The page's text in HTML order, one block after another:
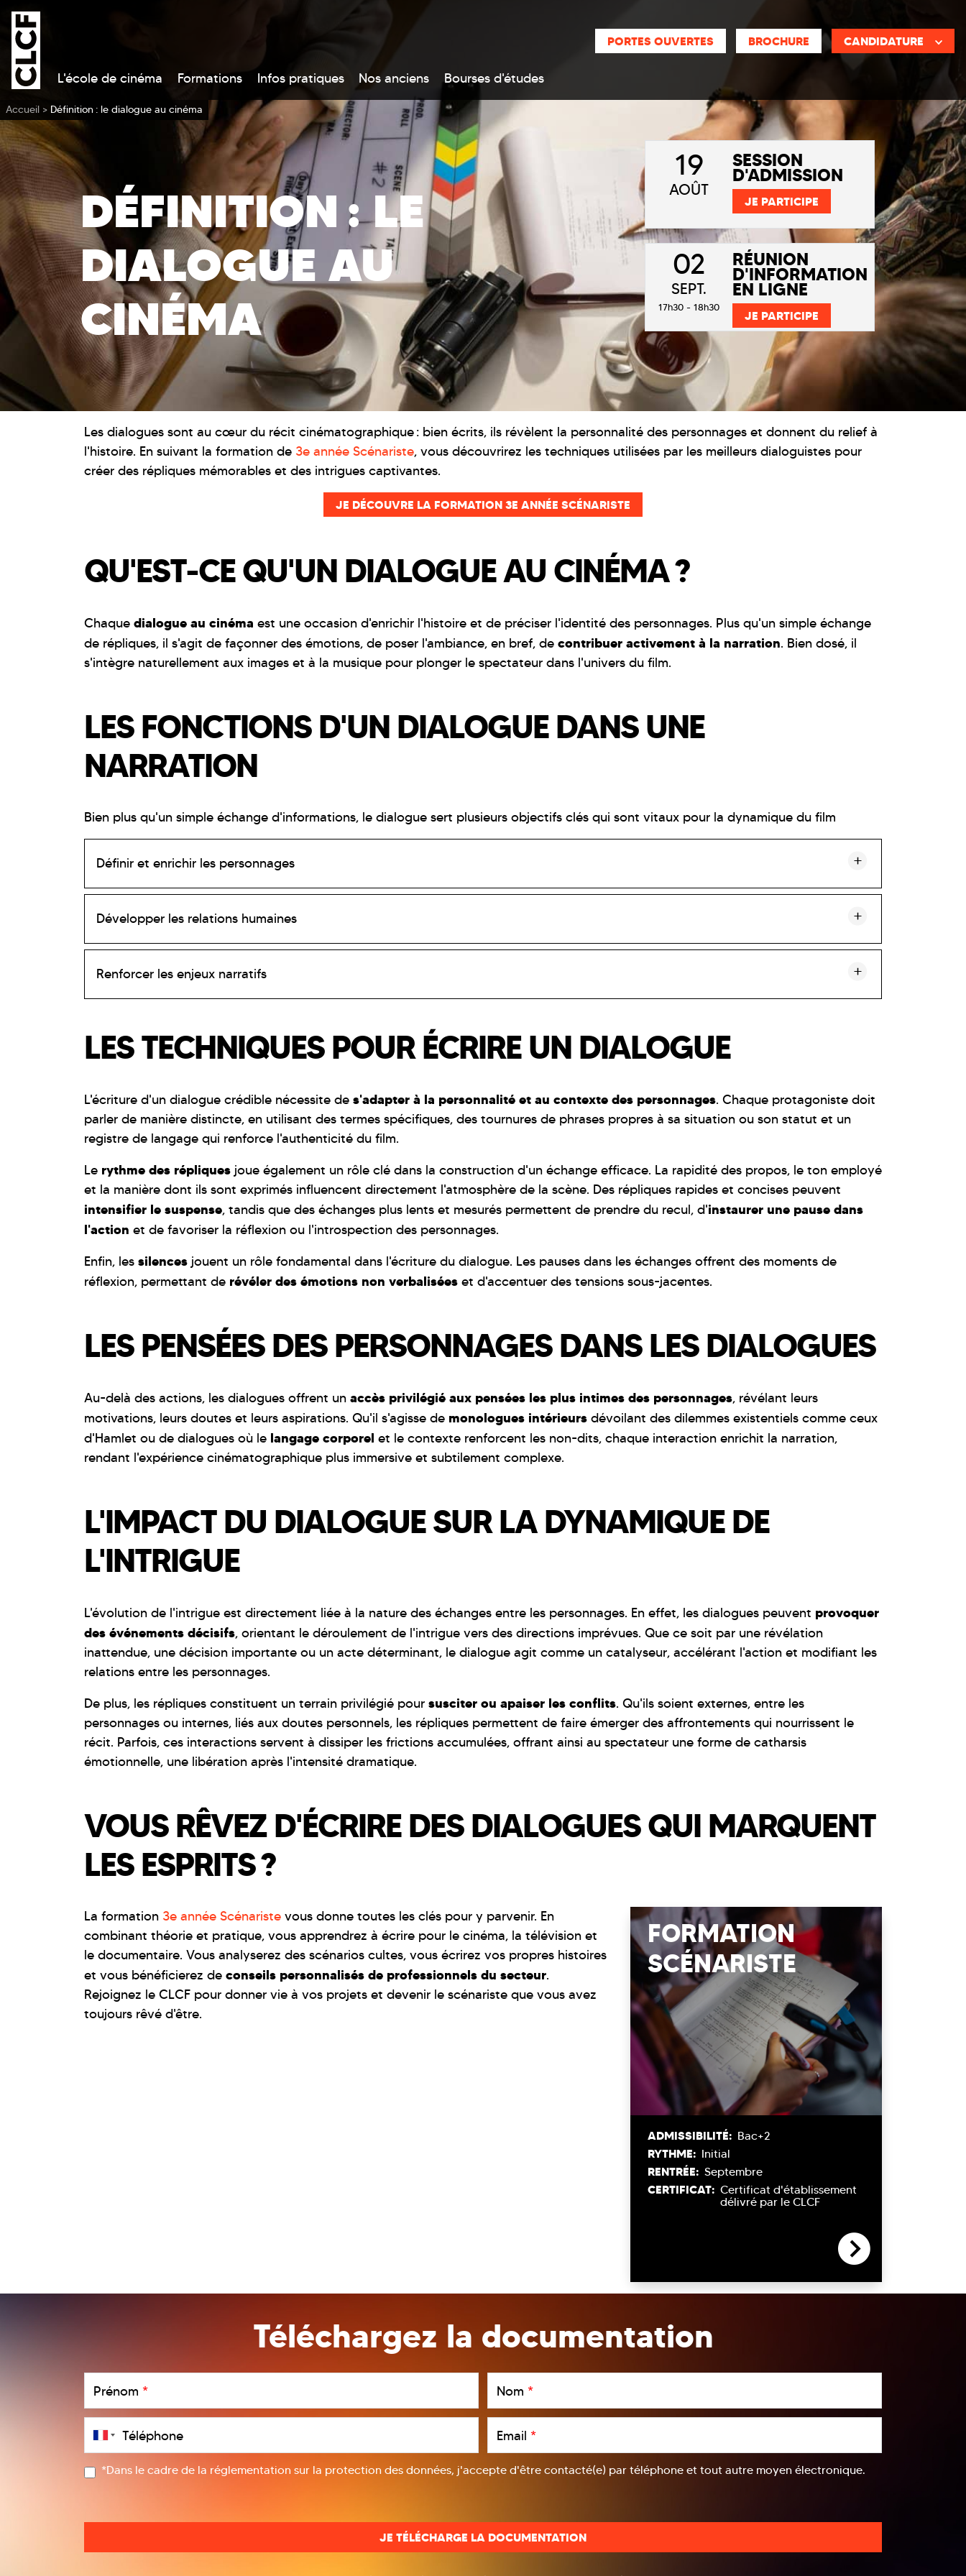
DÉFINITION : LE
DIALOGUE AU
CINÉMA
19
AOÛT
SESSION
D'ADMISSION
JE PARTICIPE
02
SEPT.
17h30 - 18h30
RÉUNION
D'INFORMATION
EN LIGNE
JE PARTICIPE
Les dialogues sont au cœur du récit cinématographique : bien écrits, ils révèlent la personnalité des personnages et donnent du relief à
l'histoire. En suivant la formation de 3e année Scénariste, vous découvrirez les techniques utilisées par les meilleurs dialoguistes pour
créer des répliques mémorables et des intrigues captivantes.
JE DÉCOUVRE LA FORMATION 3E ANNÉE SCÉNARISTE
QU'EST-CE QU'UN DIALOGUE AU CINÉMA ?
Chaque dialogue au cinéma est une occasion d'enrichir l'histoire et de préciser l'identité des personnages. Plus qu'un simple échange
de répliques, il s'agit de façonner des émotions, de poser l'ambiance, en bref, de contribuer activement à la narration. Bien dosé, il
s'intègre naturellement aux images et à la musique pour plonger le spectateur dans l'univers du film.
LES FONCTIONS D'UN DIALOGUE DANS UNE
NARRATION
Bien plus qu'un simple échange d'informations, le dialogue sert plusieurs objectifs clés qui sont vitaux pour la dynamique du film
Définir et enrichir les personnages
Développer les relations humaines
Renforcer les enjeux narratifs
LES TECHNIQUES POUR ÉCRIRE UN DIALOGUE
L'écriture d'un dialogue crédible nécessite de s'adapter à la personnalité et au contexte des personnages. Chaque protagoniste doit
parler de manière distincte, en utilisant des termes spécifiques, des tournures de phrases propres à sa situation ou son statut et un
registre de langage qui renforce l'authenticité du film.
Le rythme des répliques joue également un rôle clé dans la construction d'un échange efficace. La rapidité des propos, le ton employé
et la manière dont ils sont exprimés influencent directement l'atmosphère de la scène. Des répliques rapides et concises peuvent
intensifier le suspense, tandis que des échanges plus lents et mesurés permettent de prendre du recul, d'instaurer une pause dans
l'action et de favoriser la réflexion ou l'introspection des personnages.
Enfin, les silences jouent un rôle fondamental dans l'écriture du dialogue. Les pauses dans les échanges offrent des moments de
réflexion, permettant de révéler des émotions non verbalisées et d'accentuer des tensions sous-jacentes.
LES PENSÉES DES PERSONNAGES DANS LES DIALOGUES
Au-delà des actions, les dialogues offrent un accès privilégié aux pensées les plus intimes des personnages, révélant leurs
motivations, leurs doutes et leurs aspirations. Qu'il s'agisse de monologues intérieurs dévoilant des dilemmes existentiels comme ceux
d'Hamlet ou de dialogues où le langage corporel et le contexte renforcent les non-dits, chaque interaction enrichit la narration,
rendant l'expérience cinématographique plus immersive et subtilement complexe.
L'IMPACT DU DIALOGUE SUR LA DYNAMIQUE DE
L'INTRIGUE
L'évolution de l'intrigue est directement liée à la nature des échanges entre les personnages. En effet, les dialogues peuvent provoquer
des événements décisifs, orientant le déroulement de l'intrigue vers des directions imprévues. Que ce soit par une révélation
inattendue, une décision importante ou un acte déterminant, le dialogue agit comme un catalyseur, accélérant l'action et modifiant les
relations entre les personnages.
De plus, les répliques constituent un terrain privilégié pour susciter ou apaiser les conflits. Qu'ils soient externes, entre les
personnages ou internes, liés aux doutes personnels, les répliques permettent de faire émerger des affrontements qui nourrissent le
récit. Parfois, ces interactions servent à dissiper les frictions accumulées, offrant ainsi au spectateur une forme de catharsis
émotionnelle, une libération après l'intensité dramatique.
VOUS RÊVEZ D'ÉCRIRE DES DIALOGUES QUI MARQUENT
LES ESPRITS ?
La formation 3e année Scénariste vous donne toutes les clés pour y parvenir. En
combinant théorie et pratique, vous apprendrez à écrire pour le cinéma, la télévision et
le documentaire. Vous analyserez des scénarios cultes, vous écrirez vos propres histoires
et vous bénéficierez de conseils personnalisés de professionnels du secteur.
Rejoignez le CLCF pour donner vie à vos projets et devenir le scénariste que vous avez
toujours rêvé d'être.
FORMATION
SCÉNARISTE
ADMISSIBILITÉ: Bac+2
RYTHME: Initial
RENTRÉE: Septembre
CERTIFICAT: Certificat d'établissement
délivré par le CLCF
Téléchargez la documentation
Prénom * Nom *
Téléphone Email *
*Dans le cadre de la réglementation sur la protection des données, j'accepte d'être contacté(e) par téléphone et tout autre moyen électronique.
PORTES OUVERTES BROCHURE CANDIDATURE
L'école de cinéma Formations Infos pratiques Nos anciens
Bourses d'études
Vous êtes ici
Accueil > Définition : le dialogue au cinéma